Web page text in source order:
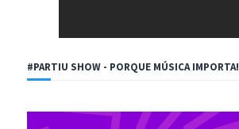
#PARTIU SHOW - PORQUE MÚSICA IMPORTA!